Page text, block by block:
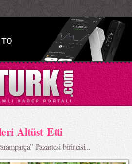
Altüst Etti
Pazartesi birincisi...